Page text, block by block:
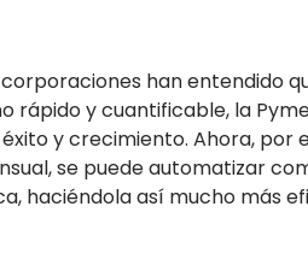
han entendido
rápido y cuantificable, la
y crecimiento. Ahora, por
se puede automatizar
haciéndola así mucho más